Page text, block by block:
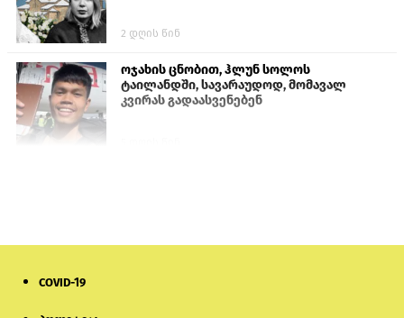
2 დღის წინ
ოჯახის ცნობით, ჰლუნ სოლოს
ტაილანდში, სავარაუდოდ, მომავალ
კვირას გადაასვენებენ
COVID-19